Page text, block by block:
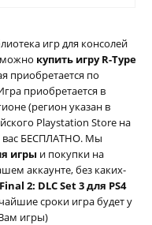
игр для консолей
можно купить игру R-Type
приобретается по
приобретается в
(регион указан в
Playstation Store на
вас БЕСПЛАТНО. Мы
игры и покупки на
аккаунте, без каких-
2: DLC Set 3 для PS4
сроки игра будет у
игры)